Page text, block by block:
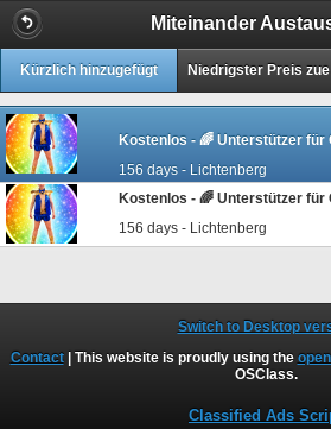
Miteinander
Kürzlich hinzugefügt
Kostenlos - 🌈 Unterstützer für CSD-Tour
156 days - Lichtenberg
Kostenlos - 🌈 Unterstützer für CSD-Tour
156 days - Lichtenberg
Switch to Desktop
Contact| This website is proudly using the
OSClass.
Classified Ads